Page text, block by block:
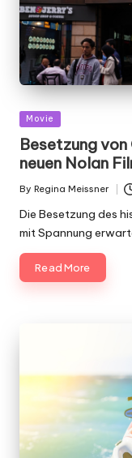
Posted
Movie
Besetzung
neuen Nolan
Posted
By Regina Meissner
Die Besetzung des
mit Spannung
Read More